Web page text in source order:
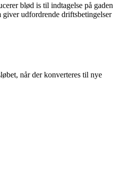
blød is til indtagelse på gaden
giver udfordrende driftsbetingelser
når der konverteres til nye